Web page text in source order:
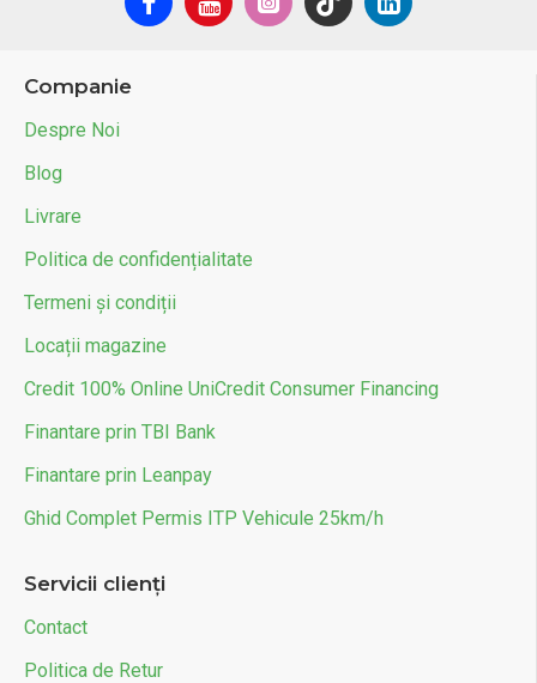
Companie
Despre Noi
Blog
Livrare
Politica de confidențialitate
Termeni și condiții
Locații magazine
Credit 100% Online UniCredit Consumer Financing
Finantare prin TBI Bank
Finantare prin Leanpay
Ghid Complet Permis ITP Vehicule 25km/h
Servicii clienți
Contact
Politica de Retur